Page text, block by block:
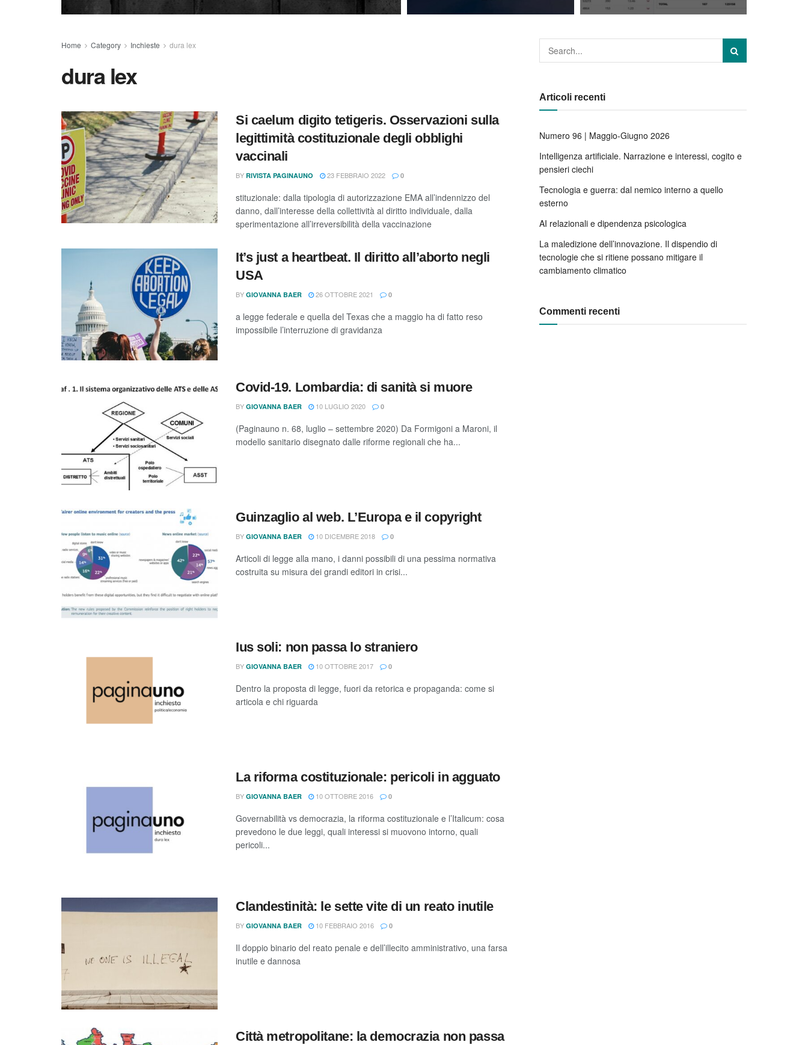
Home Category Inchieste dura lex
dura lex
Si caelum digito tetigeris. Osservazioni sulla
legittimità costituzionale degli obblighi
vaccinali
BY RIVISTA PAGINAUNO 23 FEBBRAIO 2022 0
stituzionale: dalla tipologia di autorizzazione EMA all’indennizzo del
danno, dall’interesse della collettività al diritto individuale, dalla
sperimentazione all’irreversibilità della vaccinazione
It’s just a heartbeat. Il diritto all’aborto negli
USA
BY GIOVANNA BAER 26 OTTOBRE 2021 0
a legge federale e quella del Texas che a maggio ha di fatto reso
impossibile l’interruzione di gravidanza
Covid-19. Lombardia: di sanità si muore
BY GIOVANNA BAER 10 LUGLIO 2020 0
(Paginauno n. 68, luglio – settembre 2020) Da Formigoni a Maroni, il
modello sanitario disegnato dalle riforme regionali che ha...
Guinzaglio al web. L’Europa e il copyright
BY GIOVANNA BAER 10 DICEMBRE 2018 0
Articoli di legge alla mano, i danni possibili di una pessima normativa
costruita su misura dei grandi editori in crisi...
Ius soli: non passa lo straniero
BY GIOVANNA BAER 10 OTTOBRE 2017 0
Dentro la proposta di legge, fuori da retorica e propaganda: come si
articola e chi riguarda
La riforma costituzionale: pericoli in agguato
BY GIOVANNA BAER 10 OTTOBRE 2016 0
Governabilità vs democrazia, la riforma costituzionale e l’Italicum: cosa
prevedono le due leggi, quali interessi si muovono intorno, quali
pericoli...
Clandestinità: le sette vite di un reato inutile
BY GIOVANNA BAER 10 FEBBRAIO 2016 0
Il doppio binario del reato penale e dell’illecito amministrativo, una farsa
inutile e dannosa
Città metropolitane: la democrazia non passa
Articoli recenti
Numero 96 | Maggio-Giugno 2026
Intelligenza artificiale. Narrazione e interessi, cogito e
pensieri ciechi
Tecnologia e guerra: dal nemico interno a quello
esterno
AI relazionali e dipendenza psicologica
La maledizione dell’innovazione. Il dispendio di
tecnologie che si ritiene possano mitigare il
cambiamento climatico
Commenti recenti